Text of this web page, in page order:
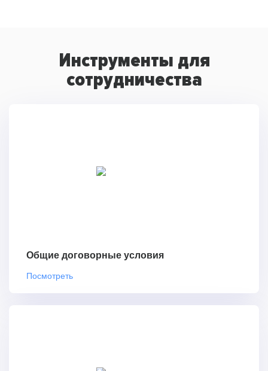
Инструменты для
сотрудничества
Общие договорные условия
Посмотреть